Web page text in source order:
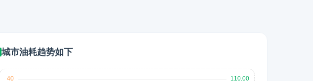
城市油耗趋势如下